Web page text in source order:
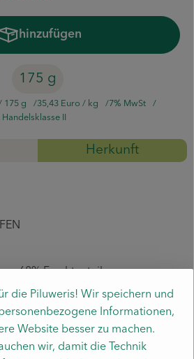
hinzufügen
Produkt zum Warenkorb
175 g
175 g 35,43 Euro/ kg
7% MwSt
Handelsklasse II
Herkunft
68% Fruchtanteil
Geliermittel: Apfelpektin
Anbau
die Piluweris! Wir speichern und
Informationen,
Website besser zu machen.
wir, damit die Technik